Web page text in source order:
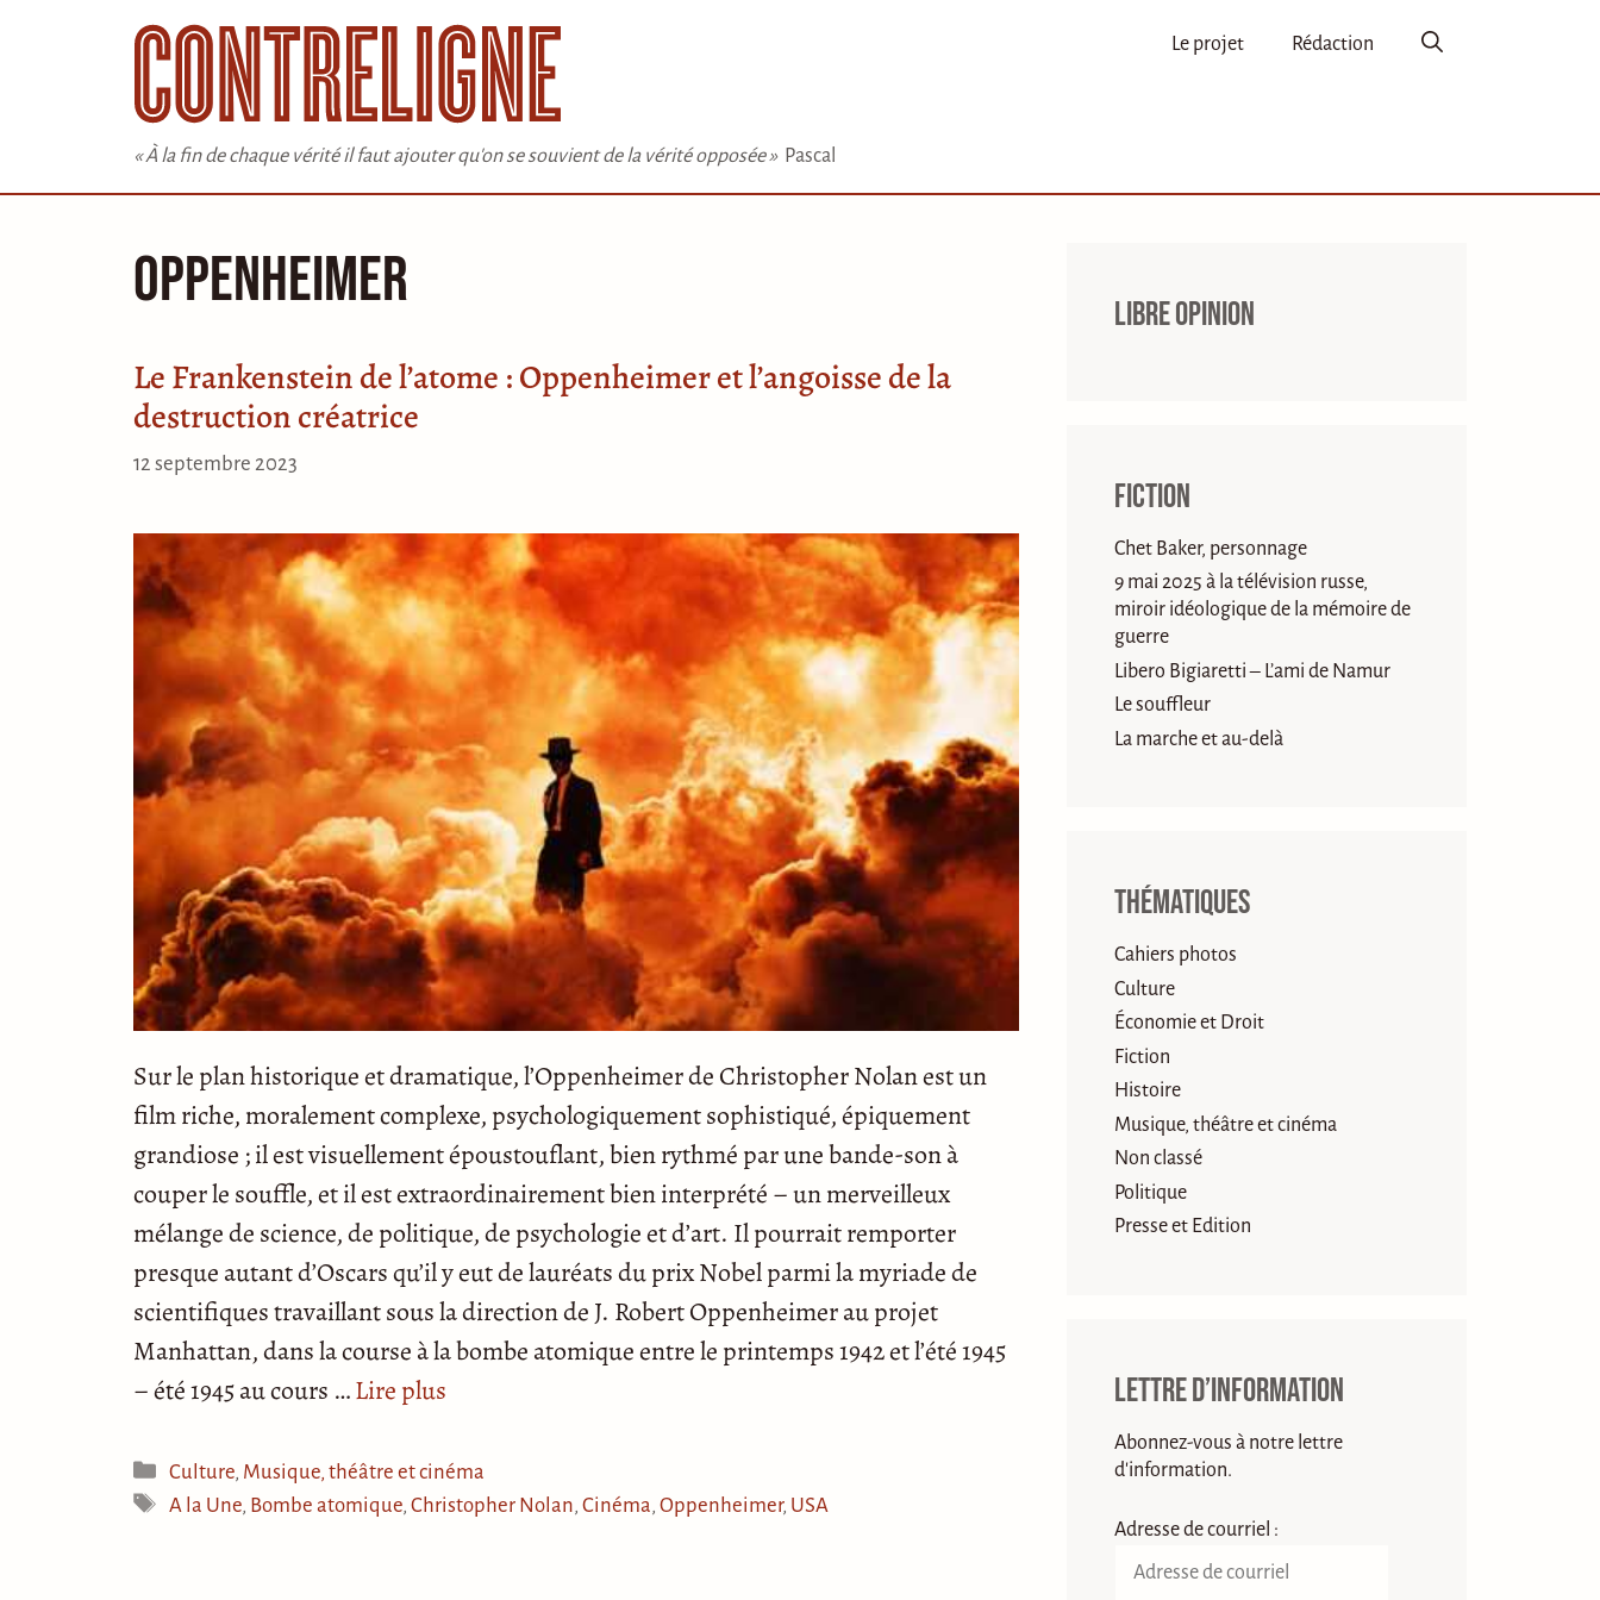
« À la fin de chaque vérité il faut ajouter qu'on se souvient de la vérité opposée » Pascal
Le projet Rédaction
Oppenheimer
Le Frankenstein de l’atome : Oppenheimer et l’angoisse de la
destruction créatrice
12 septembre 2023
Sur le plan historique et dramatique, l’Oppenheimer de Christopher Nolan est un
film riche, moralement complexe, psychologiquement sophistiqué, épiquement
grandiose ; il est visuellement époustouflant, bien rythmé par une bande-son à
couper le souffle, et il est extraordinairement bien interprété – un merveilleux
mélange de science, de politique, de psychologie et d’art. Il pourrait remporter
presque autant d’Oscars qu’il y eut de lauréats du prix Nobel parmi la myriade de
scientifiques travaillant sous la direction de J. Robert Oppenheimer au projet
Manhattan, dans la course à la bombe atomique entre le printemps 1942 et l’été 1945
– été 1945 au cours …Lire plus
Catégories
Culture, Musique, théâtre et cinéma
Étiquettes
A la Une, Bombe atomique, Christopher Nolan Cinéma Oppenheimer, USA
Libre opinion
Fiction
Chet Baker, personnage
9 mai 2025 à la télévision russe,
miroir idéologique de la mémoire de
guerre
Libero Bigiaretti – L’ami de Namur
Le souffleur
La marche et au-delà
Thématiques
Cahiers photos
Culture
Économie et Droit
Fiction
Histoire
Musique, théâtre et cinéma
Non classé
Politique
Presse et Edition
Lettre d’information
Abonnez-vous à notre lettre
d'information.
Adresse de courriel :